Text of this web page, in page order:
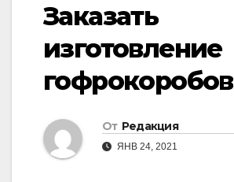
Заказать
изготовление
гофрокоробов
От Редакция
ЯНВ 24, 2021